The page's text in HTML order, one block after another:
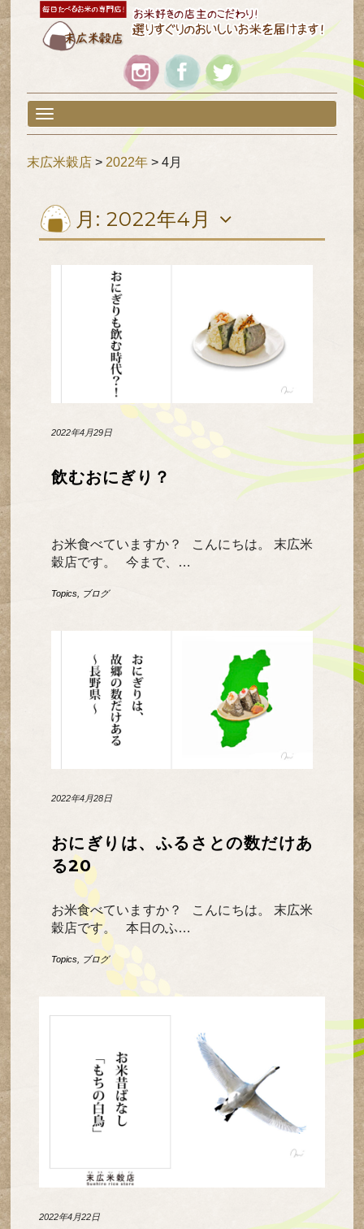
Skip
to
content
ロ
ゴ
ア
イ
コ
ン
o
N
a
v
末広米穀店> 2022年> 4月
月: 2022年4月
2022年4月29日
飲むおにぎり？
お米食べていますか？ こんにちは。 末広米
穀店です。 今まで、…
Topics, ブログ
2022年4月28日
おにぎりは、ふるさとの数だけあ
る20
お米食べていますか？ こんにちは。 末広米
穀店です。 本日のふ…
Topics, ブログ
2022年4月22日